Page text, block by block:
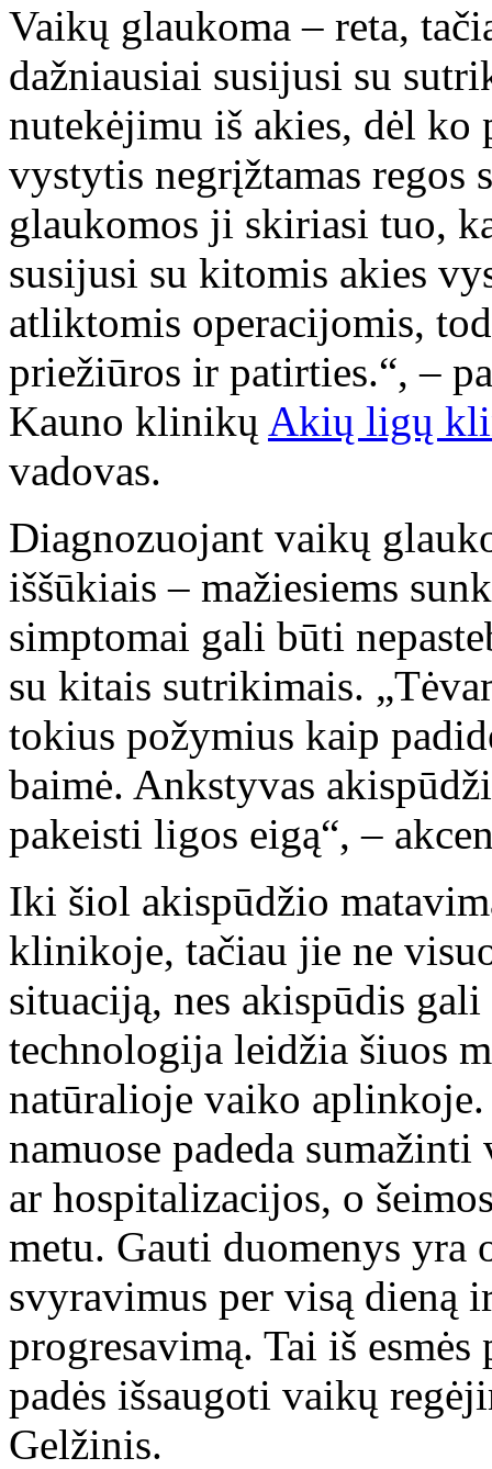
Vaikų glaukoma – reta,
dažniausiai susijusi su
nutekėjimu iš akies, dėl ko
vystytis negrįžtamas regos
glaukomos ji skiriasi tuo,
susijusi su kitomis akies
atliktomis operacijomis,
priežiūros ir patirties.“, –
Kauno klinikų Akių ligų
vadovas.
Diagnozuojant vaikų
iššūkiais – mažiesiems
simptomai gali būti
su kitais sutrikimais.
tokius požymius kaip
baimė. Ankstyvas
pakeisti ligos eigą“, –
Iki šiol akispūdžio
klinikoje, tačiau jie ne
situaciją, nes akispūdis
technologija leidžia šiuos
natūralioje vaiko
namuose padeda
ar hospitalizacijos, o
metu. Gauti duomenys yra
svyravimus per visą dieną
progresavimą. Tai iš
padės išsaugoti vaikų
Gelžinis.